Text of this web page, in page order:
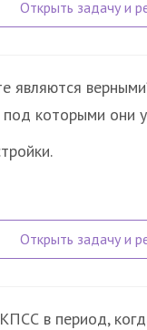
являются
которыми они
в период,